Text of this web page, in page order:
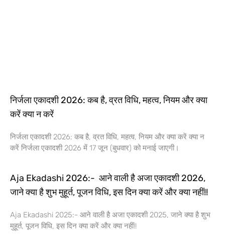
निर्जला एकादशी 2026: कब है, व्रत विधि, महत्व, नियम और क्या
करें क्या न करें
निर्जला एकादशी 2026: कब है, व्रत विधि, महत्व, नियम और क्या करें क्या न
करें निर्जला एकादशी 2026 में 17 जून (बुधवार) को मनाई जाएगी।
Aja Ekadashi 2026:- आने वाली है अजा एकादशी 2026,
जाने क्या है शुभ मुहूर्त, पूजन विधि, इस दिन क्या करें और क्या नहीं!!
Aja Ekadashi 2025:- आने वाली है अजा एकादशी 2025, जाने क्या है शुभ
मुहूर्त, पूजन विधि, इस दिन क्या करें और क्या नहीं!!